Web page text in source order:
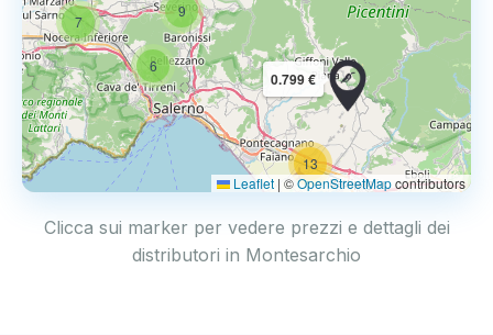
6
13
7
9
0.799 €
Leaflet | ©OpenStreetMapcontributors
Clicca sui marker per vedere prezzi e dettagli dei
distributori in Montesarchio